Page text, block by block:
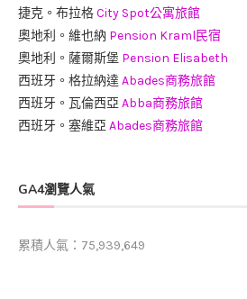
捷克。布拉格City Spot公寓旅館
奧地利。維也納 Pension Kraml民宿
奧地利。薩爾斯堡 Pension Elisabeth
西班牙。格拉納達 Abades商務旅館
西班牙。瓦倫西亞 Abba商務旅館
西班牙。塞維亞 Abades商務旅館
GA4瀏覽人氣
累積人氣：75,939,649